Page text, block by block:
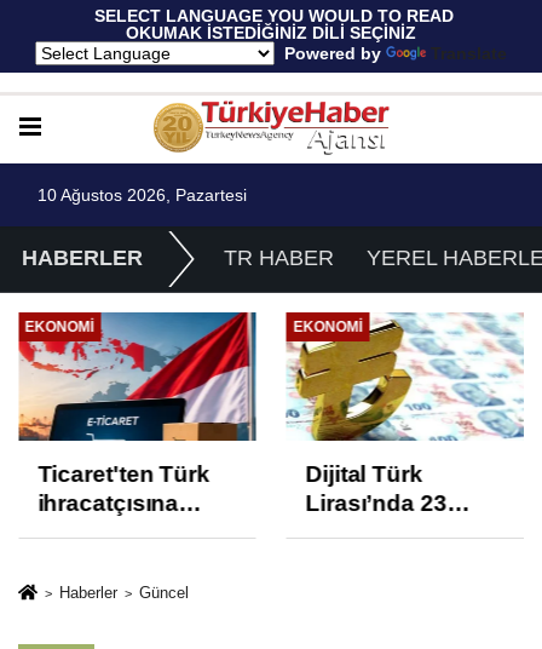
SELECT LANGUAGE YOU WOULD TO READ
OKUMAK İSTEDİĞİNİZ DİLİ SEÇİNİZ
Powered by
Translate
10 Ağustos 2026, Pazartesi
HABERLER TR HABER YEREL
EKONOMI
Ticaret'ten Türk
ihracatçısına
Endonezya pazarı
EKONOMI
Dijital Türk
Lirası’nda 23
proje üçüncü faza
Haberler Güncel